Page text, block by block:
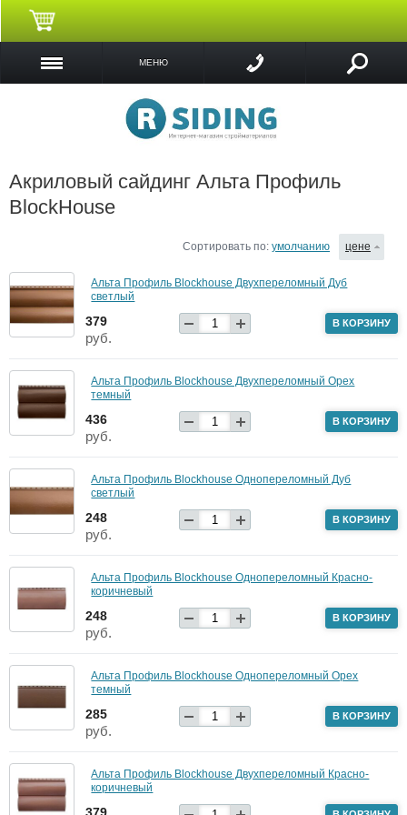
МЕНЮ
Акриловый сайдинг Альта Профиль
BlockHouse
Сортировать по: умолчанию цене
Альта Профиль Blockhouse Двухпереломный Дуб
светлый
379
руб.
В КОРЗИНУ
Альта Профиль Blockhouse Двухпереломный Орех
темный
436
руб.
В КОРЗИНУ
Альта Профиль Blockhouse Однопереломный Дуб
светлый
248
руб.
В КОРЗИНУ
Альта Профиль Blockhouse Однопереломный Красно-
коричневый
248
руб.
В КОРЗИНУ
Альта Профиль Blockhouse Однопереломный Орех
темный
285
руб.
В КОРЗИНУ
Альта Профиль Blockhouse Двухпереломный Красно-
коричневый
379